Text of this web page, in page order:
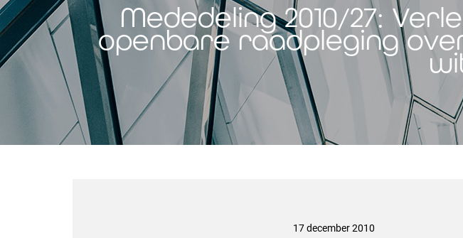
Mededeling 2010/27:
openbare raadpleging
17 december 2010